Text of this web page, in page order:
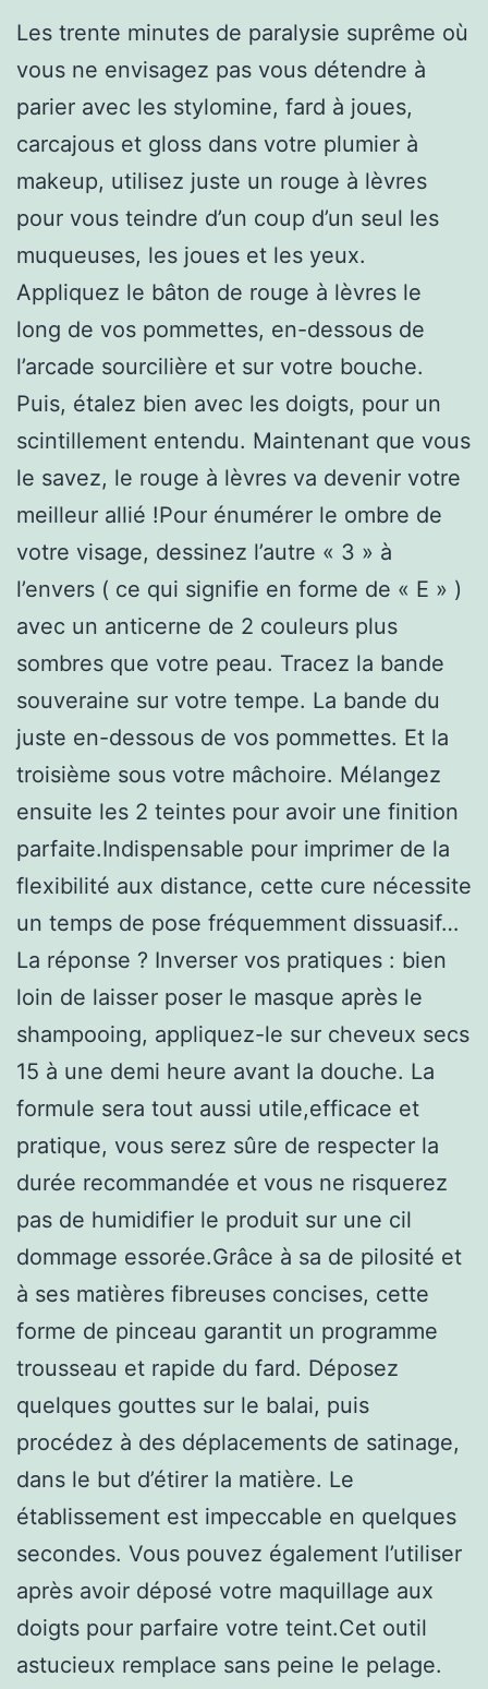
Les trente minutes de paralysie suprême où
vous ne envisagez pas vous détendre à
parier avec les stylomine, fard à joues,
carcajous et gloss dans votre plumier à
makeup, utilisez juste un rouge à lèvres
pour vous teindre d’un coup d’un seul les
muqueuses, les joues et les yeux.
Appliquez le bâton de rouge à lèvres le
long de vos pommettes, en-dessous de
l’arcade sourcilière et sur votre bouche.
Puis, étalez bien avec les doigts, pour un
scintillement entendu. Maintenant que vous
le savez, le rouge à lèvres va devenir votre
meilleur allié !Pour énumérer le ombre de
votre visage, dessinez l’autre « 3 » à
l’envers ( ce qui signifie en forme de « E » )
avec un anticerne de 2 couleurs plus
sombres que votre peau. Tracez la bande
souveraine sur votre tempe. La bande du
juste en-dessous de vos pommettes. Et la
troisième sous votre mâchoire. Mélangez
ensuite les 2 teintes pour avoir une finition
parfaite.Indispensable pour imprimer de la
flexibilité aux distance, cette cure nécessite
un temps de pose fréquemment dissuasif…
La réponse ? Inverser vos pratiques : bien
loin de laisser poser le masque après le
shampooing, appliquez-le sur cheveux secs
15 à une demi heure avant la douche. La
formule sera tout aussi utile,efficace et
pratique, vous serez sûre de respecter la
durée recommandée et vous ne risquerez
pas de humidifier le produit sur une cil
dommage essorée.Grâce à sa de pilosité et
à ses matières fibreuses concises, cette
forme de pinceau garantit un programme
trousseau et rapide du fard. Déposez
quelques gouttes sur le balai, puis
procédez à des déplacements de satinage,
dans le but d’étirer la matière. Le
établissement est impeccable en quelques
secondes. Vous pouvez également l’utiliser
après avoir déposé votre maquillage aux
doigts pour parfaire votre teint.Cet outil
astucieux remplace sans peine le pelage.